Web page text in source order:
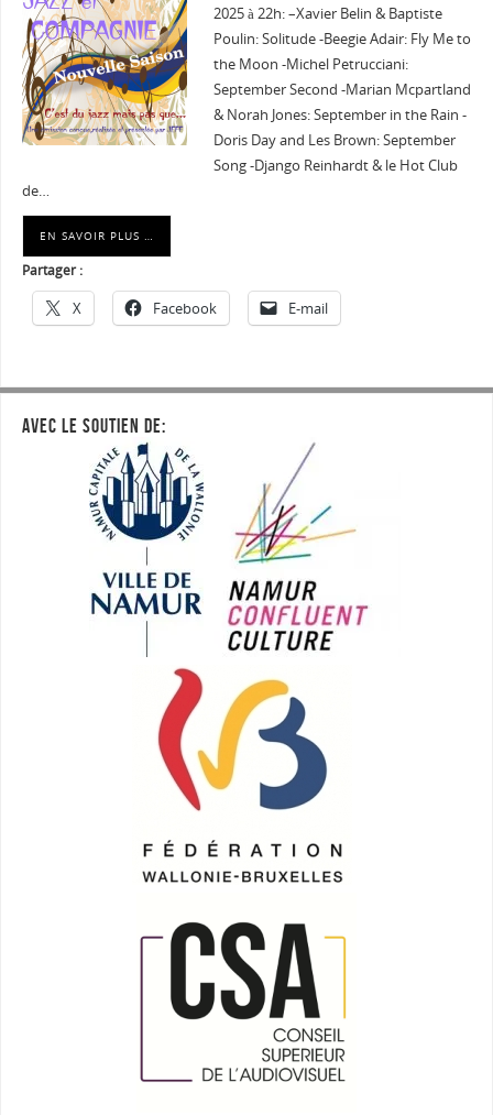
2025 à 22h: –Xavier Belin & Baptiste
Poulin: Solitude -Beegie Adair: Fly Me to
the Moon -Michel Petrucciani:
September Second -Marian Mcpartland
& Norah Jones: September in the Rain -
Doris Day and Les Brown: September
Song -Django Reinhardt & le Hot Club
de…
EN SAVOIR PLUS …
Partager :
X Facebook E-mail
AVEC LE SOUTIEN DE: